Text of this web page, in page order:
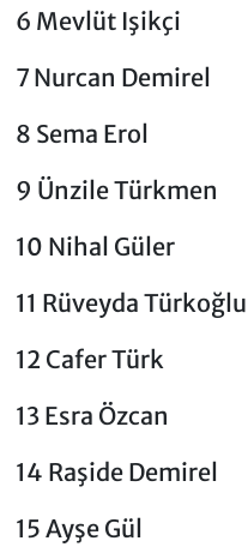
6 Mevlüt Işikçi
7 Nurcan Demirel
8 Sema Erol
9 Ünzile Türkmen
10 Nihal Güler
11 Rüveyda Türkoğlu
12 Cafer Türk
13 Esra Özcan
14 Raşide Demirel
15 Ayşe Gül